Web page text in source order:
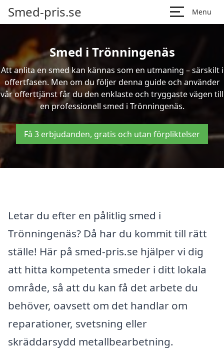
Smed-pris.se Menu
Smed i Trönningenäs
Att anlita en smed kan kännas som en utmaning – särskilt i
offertfasen. Men om du följer denna guide och använder
vår offerttjänst får du den enklaste och tryggaste vägen till
en professionell smed i Trönningenäs.
Få 3 erbjudanden, gratis och utan förpliktelser
Letar du efter en pålitlig smed i
Trönningenäs? Då har du kommit till rätt
ställe! Här på smed-pris.se hjälper vi dig
att hitta kompetenta smeder i ditt lokala
område, så att du kan få det arbete du
behöver, oavsett om det handlar om
reparationer, svetsning eller
skräddarsydd metallbearbetning.